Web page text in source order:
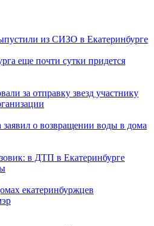
из СИЗО в Екатеринбурге
еще почти сутки придется
за отправку звезд участнику
заявил о возвращении воды в дома
в ДТП в Екатеринбурге
екатеринбуржцев